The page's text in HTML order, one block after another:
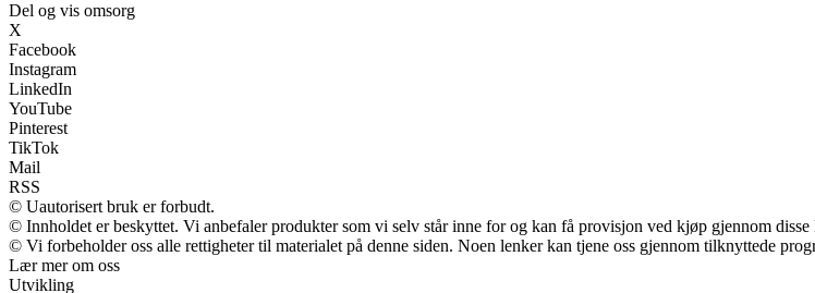
Del og vis omsorg
X
Facebook
Instagram
LinkedIn
YouTube
Pinterest
TikTok
Mail
RSS
© Uautorisert bruk er forbudt.
© Innholdet er beskyttet. Vi anbefaler produkter som vi selv står inne for og kan få provisjon ved kjøp gjennom disse
© Vi forbeholder oss alle rettigheter til materialet på denne siden. Noen lenker kan tjene oss gjennom tilknyttede
Lær mer om oss
Utvikling